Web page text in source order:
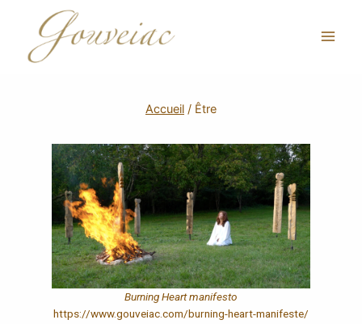
Accueil / Être
Burning Heart manifesto
https://www.gouveiac.com/burning-heart-manifeste/